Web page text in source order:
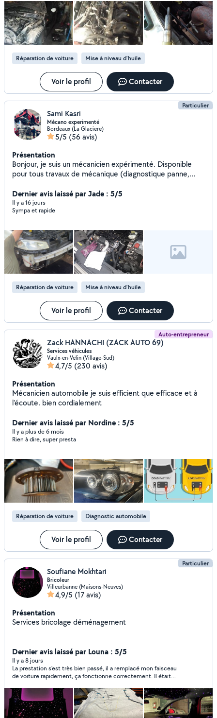
yeux fermés quelqu’un de très gentil merci infiniment pour
votre confiance je recommande encore un énorme merci il
mérite du respect
Réparation de voiture Mise à niveau d'huile
Voir le profil Contacter
Particulier
Sami Kasri
Mécano experimenté
Bordeaux (La Glaciere)
5/5 (56 avis)
Présentation
Bonjour, je suis un mécanicien expérimenté. Disponible
pour tous travaux de mécanique (diagnostique panne,
distribution, joints de culasse, changement train, entretien
courant, vidange, plaquettes, roulements etc) Possibilité
de me déplacer pour véhicule en panne Diagnostic 30
par téléphone //
Dernier avis laissé par Jade : 5/5
Il y a 16 jours
Sympa et rapide
Réparation de voiture Mise à niveau d'huile
Voir le profil Contacter
Auto-entrepreneur
Zack HANNACHI (ZACK AUTO 69)
Services véhicules
Vaulx-en-Velin (Village-Sud)
4,7/5 (230 avis)
Présentation
Mécanicien automobile je suis efficient que efficace et à
l'écoute. bien cordialement
Dernier avis laissé par Nordine : 5/5
Il y a plus de 6 mois
Rien à dire, super presta
Réparation de voiture Diagnostic automobile
Voir le profil Contacter
Particulier
Soufiane Mokhtari
Bricoleur
Villeurbanne (Maisons-Neuves)
4,9/5 (17 avis)
Présentation
Services bricolage déménagement
Dernier avis laissé par Louna : 5/5
Il y a 8 jours
La prestation s'est très bien passé, il a remplacé mon faisceau
de voiture rapidement, ça fonctionne correctement. Il était